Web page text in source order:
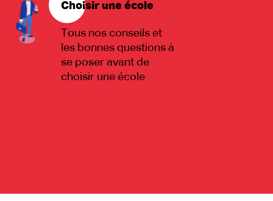
Choisir une école
Tous nos conseils et
les bonnes questions à
se poser avant de
choisir une école